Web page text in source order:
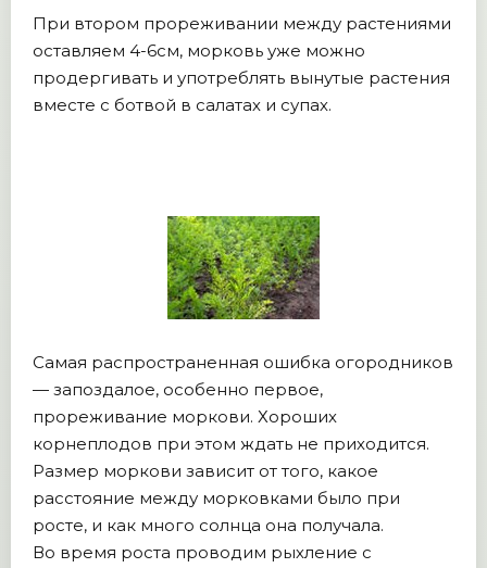
При втором прореживании между растениями
оставляем 4-6см, морковь уже можно
продергивать и употреблять вынутые растения
вместе с ботвой в салатах и супах.
Самая распространенная ошибка огородников
— запоздалое, особенно первое,
прореживание моркови. Хороших
корнеплодов при этом ждать не приходится.
Размер моркови зависит от того, какое
расстояние между морковками было при
росте, и как много солнца она получала.
Во время роста проводим рыхление с